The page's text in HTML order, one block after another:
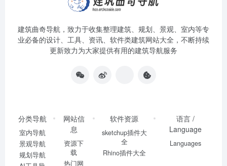
建筑曲奇导航 ，致力于收集整理建筑、规划、景观、室内等专
业必备的设计、工具、资讯、软件类建筑网站大全，不断持续
更新致力为大家提供有用的建筑导航服务
分类导航
室内导航
景观导航
规划导航
网站信
息
资源下
载
热门网
软件资源
sketchup插件大
全
Rhino插件大全
语言 /
Language
Languages